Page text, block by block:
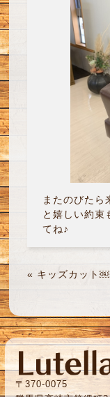
またのびたら
と嬉しい約束
てね♪
« キッズカット￼
〒370-0075